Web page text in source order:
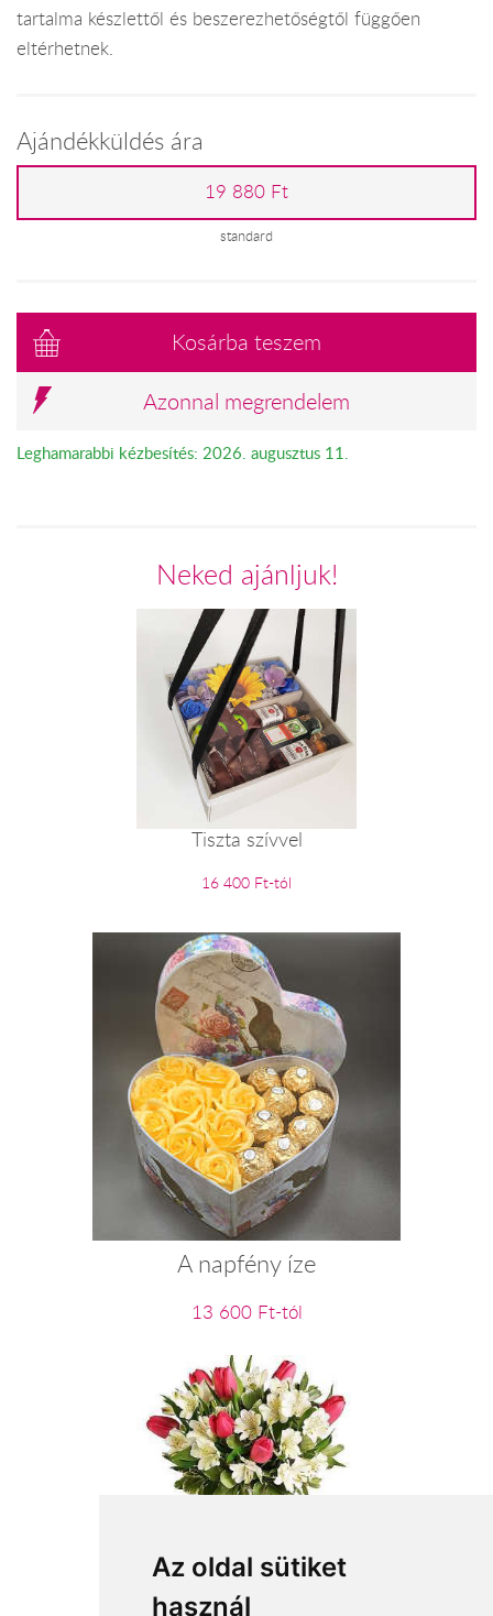
Az oldal sütiket
használ
tartalma készlettől és beszerezhetőségtől függően
eltérhetnek.
Ajándékküldés ára
19 880 Ft
standard
Kosárba teszem
Azonnal megrendelem
Leghamarabbi kézbesítés: 2026. augusztus 11.
Neked ajánljuk!
Tiszta szívvel
16 400 Ft-tól
A napfény íze
13 600 Ft-tól
Tavaszi zsongás